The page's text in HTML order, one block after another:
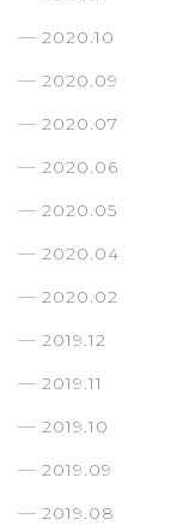
2020.10
2020.09
2020.07
2020.06
2020.05
2020.04
2020.02
2019.12
2019.11
2019.10
2019.09
2019.08